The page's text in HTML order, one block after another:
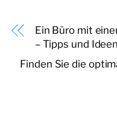
Ein Büro mit
– Tipps und Ideen
Finden Sie die